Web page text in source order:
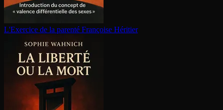
L'Exercice de la parenté Françoise Héritier